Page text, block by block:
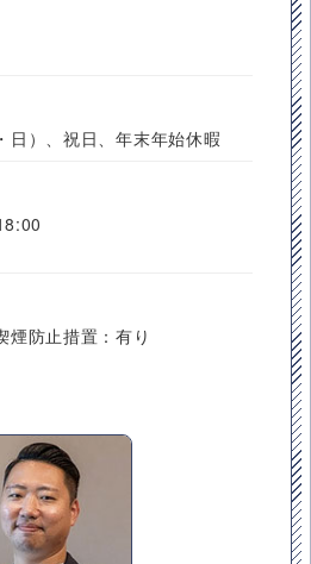
日）、祝日、年末年始休暇
煙防止措置：有り